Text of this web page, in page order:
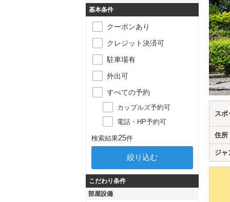
スポ
住所
ジャ
基本条件
クーポンあり
クレジット決済可
駐車場有
外出可
すべての予約
カップルズ予約可
電話・HP予約可
検索結果25件
こだわり条件
部屋設備